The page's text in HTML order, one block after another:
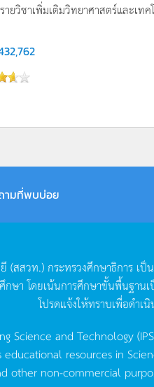
ายวิชาเพิ่มเติมวิทยาศาสตร์และเ
ามที่พบบ่อย
(สสวท.) กระทรวงศึกษาธิการ เป็
กษา โดยเน้นการศึกษาขั้นพื้นฐาน
โปรดแจ้งให้ทราบเพื่อดำเ
Science and Technology
resources in
other non-commercial